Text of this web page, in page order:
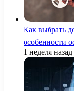
Как выбрать
особенности
1 неделя назад